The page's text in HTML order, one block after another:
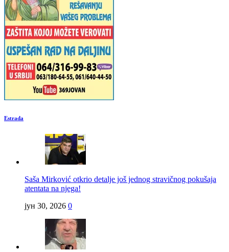
Estrada
Saša Mirković otkrio detalje još jednog stravičnog pokušaja
atentata na njega!
јун 30, 2026 0